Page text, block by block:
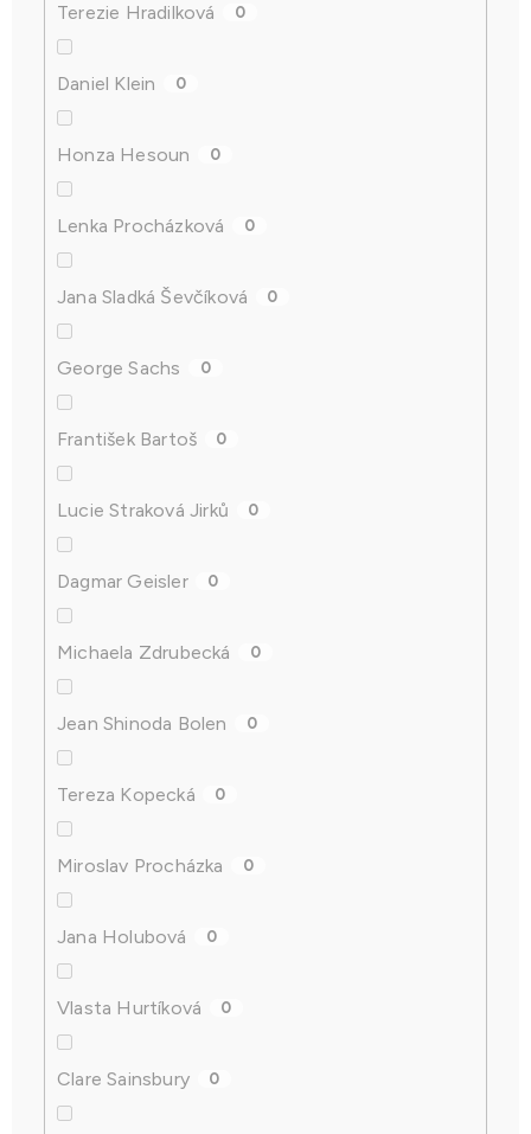
Terezie Hradilková 0
Daniel Klein 0
Honza Hesoun 0
Lenka Procházková 0
Jana Sladká Ševčíková 0
George Sachs 0
František Bartoš 0
Lucie Straková Jirků 0
Dagmar Geisler 0
Michaela Zdrubecká 0
Jean Shinoda Bolen 0
Tereza Kopecká 0
Miroslav Procházka 0
Jana Holubová 0
Vlasta Hurtíková 0
Clare Sainsbury 0